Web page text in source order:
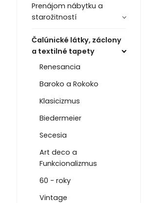
Prenájom nábytku a
starožitností
Čalúnické látky, záclony
a textilné tapety
Renesancia
Baroko a Rokoko
Klasicizmus
Biedermeier
Secesia
Art deco a
Funkcionalizmus
60 - roky
Vintage